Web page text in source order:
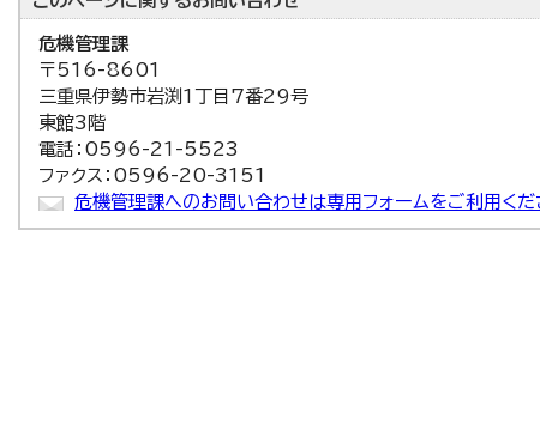
危機管理課
〒516-8601
三重県伊勢市岩渕1丁目7番29号
東館3階
電話：0596-21-5523
ファクス：0596-20-3151
危機管理課へのお問い合わせは専用フォームをご利用くだ